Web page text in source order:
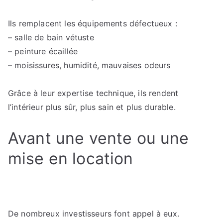
Ils remplacent les équipements défectueux :
– salle de bain vétuste
– peinture écaillée
– moisissures, humidité, mauvaises odeurs
Grâce à leur expertise technique, ils rendent
l’intérieur plus sûr, plus sain et plus durable.
Avant une vente ou une
mise en location
De nombreux investisseurs font appel à eux.